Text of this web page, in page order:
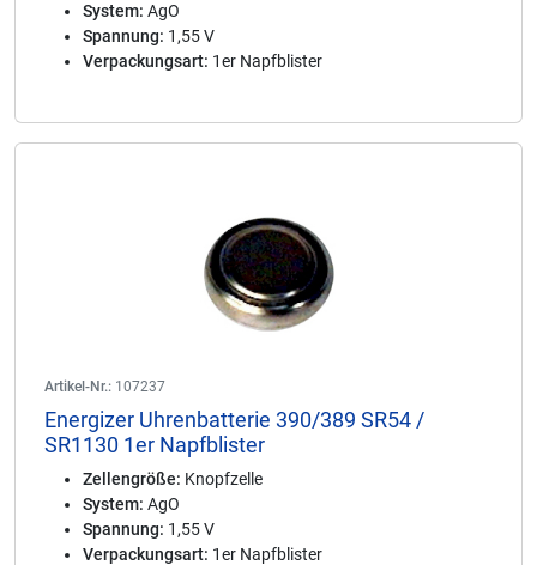
System: AgO
Spannung: 1,55 V
Verpackungsart: 1er Napfblister
Artikel-Nr.: 107237
Energizer Uhrenbatterie 390/389 SR54 /
SR1130 1er Napfblister
Zellengröße: Knopfzelle
System: AgO
Spannung: 1,55 V
Verpackungsart: 1er Napfblister